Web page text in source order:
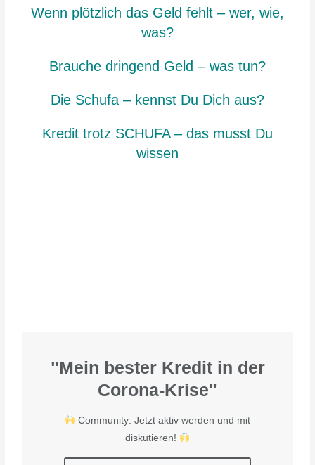
Wenn plötzlich das Geld fehlt – wer, wie,
was?
Brauche dringend Geld – was tun?
Die Schufa – kennst Du Dich aus?
Kredit trotz SCHUFA – das musst Du
wissen
"Mein bester Kredit in der
Corona-Krise"
Community: Jetzt aktiv werden und mit
diskutieren!